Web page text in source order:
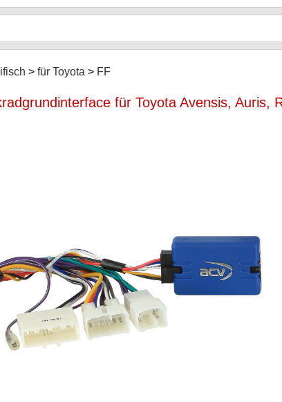
für Toyota FF
für Toyota Avensis, Auris,